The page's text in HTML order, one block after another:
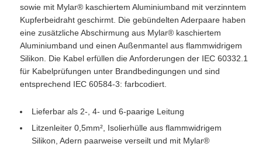
sowie mit Mylar® kaschiertem Aluminiumband mit verzinntem
Kupferbeidraht geschirmt. Die gebündelten Aderpaare haben
eine zusätzliche Abschirmung aus Mylar® kaschiertem
Aluminiumband und einen Außenmantel aus flammwidrigem
Silikon. Die Kabel erfüllen die Anforderungen der IEC 60332.1
für Kabelprüfungen unter Brandbedingungen und sind
entsprechend IEC 60584-3: farbcodiert.
Lieferbar als 2-, 4- und 6-paarige Leitung
Litzenleiter 0,5mm², Isolierhülle aus flammwidrigem
Silikon, Adern paarweise verseilt und mit Mylar®